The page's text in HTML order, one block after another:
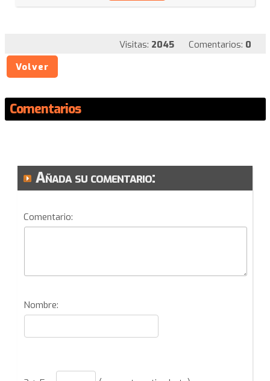
Visitas: 2045 Comentarios: 0
Volver
Comentarios
Añada su comentario:
Comentario:
Nombre: